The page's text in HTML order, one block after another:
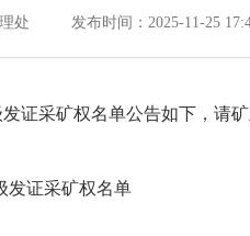
理处 发布时间：2025-11-25
证采矿权名单公告如下，请
发证采矿权名单